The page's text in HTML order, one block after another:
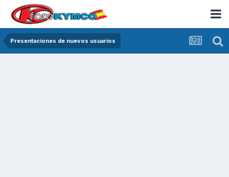
Presentaciones de nuevos usuarios